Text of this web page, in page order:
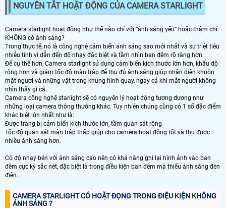
NGUYÊN TẮT HOẶT ĐỘNG CỦA CAMERA STARLIGHT
Camera starlight hoạt động như thế nào chỉ với “ánh sáng yếu” hoặc thậm chí
KHÔNG có ánh sáng?
Trong thực tế, nó là công nghệ cảm biến ánh sáng sao mới nhất và sự triệt tiêu
nhiễu tinh vi dẫn đến độ nhạy đặc biệt và tầm nhìn ban đêm rõ ràng hơn.
Để cụ thể hơn, Camera starlight sử dụng cảm biến kích thước lớn hơn, khẩu độ
rộng hơn và giảm tốc độ màn trập để thu đủ ánh sáng giúp nhận diện khuôn
mặt người và những vật trong khung hình quay, ngay cả khi mắt người không
nhìn thấy gì cả.
Camera công nghệ starlight sẽ có nguyên lý hoạt động tương đương như
những loại camera thông thường khác. Tuy nhiên chúng cũng có 1 số đặc điểm
khác biệt lớn nhất như là:
Được trang bị cảm biến kích thước lớn, tầm quan sát rộng
Tốc độ quan sát màn trập thấp giúp cho camera hoạt động tốt và thu được
nhiều ánh sáng hơn.
Có độ nhạy bén với ánh sáng cao nên có khả năng ghi lại hình ảnh vào ban
đêm cực kỳ sắc nét, đặc biệt là trong điều kiện ban đêm mà thiếu ánh sáng đèn
điện.
CAMERA STARLIGHT CÓ HOẶT ĐỌNG TRONG ĐIỆU KIỆN KHÔNG
ÁNH SÁNG ?